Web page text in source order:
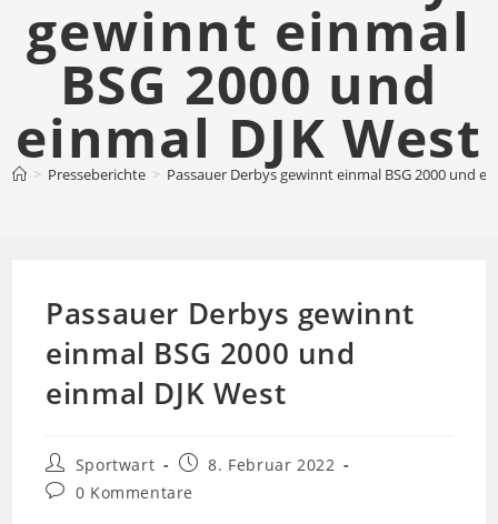
gewinnt einmal
BSG 2000 und
einmal DJK West
> Presseberichte > Passauer Derbys gewinnt einmal BSG 2000 und
Passauer Derbys gewinnt
einmal BSG 2000 und
einmal DJK West
Beitrags-
Autor:
Sportwart
Beitrag8. Februar 2022
Beitrags-
0 Kommentare